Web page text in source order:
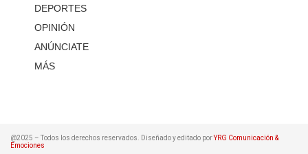
DEPORTES
OPINIÓN
ANÚNCIATE
MÁS
@2025 – Todos los derechos reservados. Diseñado y editado porYRG Comunicación &
Emociones